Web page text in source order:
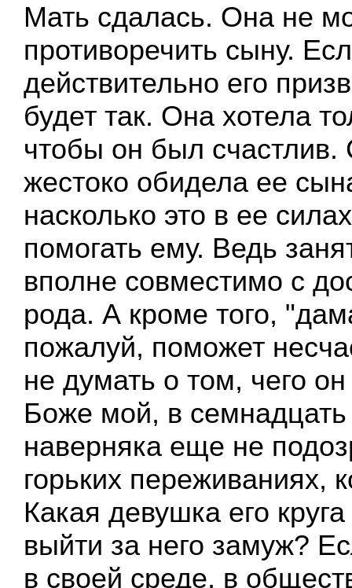
Мать сдалась. Она не
противоречить сыну.
действительно его
будет так. Она хотела
чтобы он был счастлив.
жестоко обидела ее
насколько это в ее
помогать ему. Ведь
вполне совместимо с
рода. А кроме того,
пожалуй, поможет
не думать о том, чего
Боже мой, в семнадцать
наверняка еще не
горьких переживаниях,
Какая девушка его круга
выйти за него замуж?
в своей среде, в